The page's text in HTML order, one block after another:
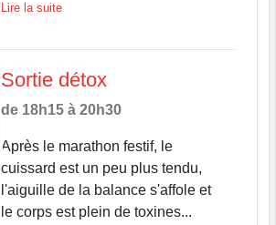
Lire la suite
Sortie détox
de 18h15 à 20h30
Après le marathon festif, le
cuissard est un peu plus tendu,
l'aiguille de la balance s'affole et
le corps est plein de toxines...